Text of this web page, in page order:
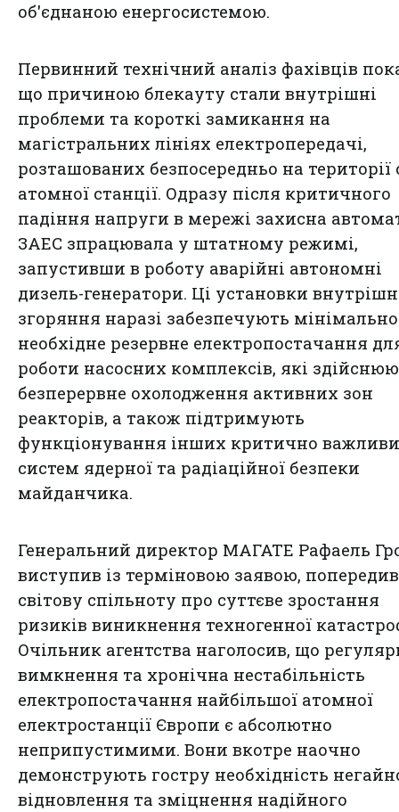
об'єднаною енергосистемою.
Первинний технічний аналіз фахівців
що причиною блекауту стали внутрішні
проблеми та короткі замикання на
магістральних лініях електропередачі,
розташованих безпосередньо на території
атомної станції. Одразу після критичного
падіння напруги в мережі захисна
ЗАЕС зпрацювала у штатному режимі,
запустивши в роботу аварійні автономні
дизель-генератори. Ці установки
згоряння наразі забезпечують мінімально
необхідне резервне електропостачання
роботи насосних комплексів, які
безперервне охолодження активних зон
реакторів, а також підтримують
функціонування інших критично
систем ядерної та радіаційної безпеки
майданчика.
Генеральний директор МАГАТЕ Рафаель
виступив із терміновою заявою,
світову спільноту про суттєве зростання
ризиків виникнення техногенної
Очільник агентства наголосив, що
вимкнення та хронічна нестабільність
електропостачання найбільшої атомної
електростанції Європи є абсолютно
неприпустимими. Вони вкотре наочно
демонструють гостру необхідність
відновлення та зміцнення надійного